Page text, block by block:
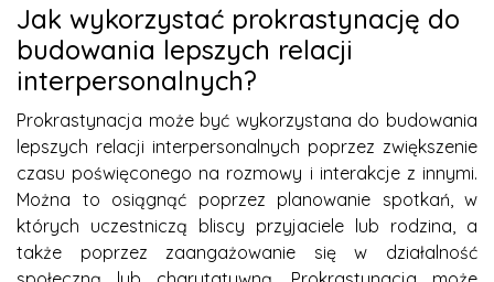
Jak wykorzystać prokrastynację do
budowania lepszych relacji
interpersonalnych?
Prokrastynacja może być wykorzystana do budowania
lepszych relacji interpersonalnych poprzez zwiększenie
czasu poświęconego na rozmowy i interakcje z innymi.
Można to osiągnąć poprzez planowanie spotkań, w
których uczestniczą bliscy przyjaciele lub rodzina, a
także poprzez zaangażowanie się w działalność